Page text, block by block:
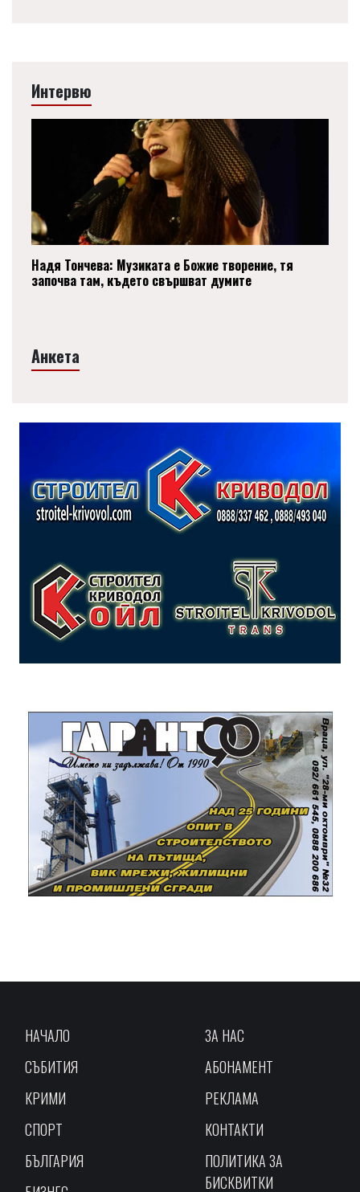
Интервю
Надя Тончева: Музиката е Божие творение, тя
започва там, където свършват думите
Анкета
НАЧАЛО
СЪБИТИЯ
КРИМИ
СПОРТ
БЪЛГАРИЯ
ЗА НАС
АБОНАМЕНТ
РЕКЛАМА
КОНТАКТИ
ПОЛИТИКА ЗА
БИСКВИТКИ